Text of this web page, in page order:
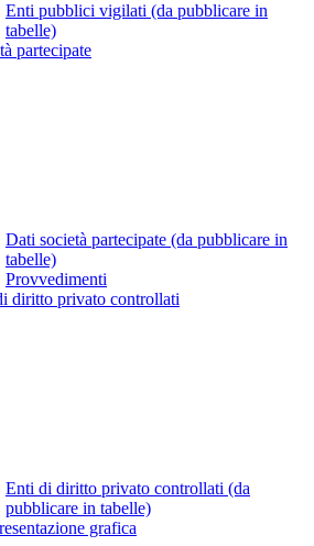
Enti pubblici vigilati (da pubblicare in
tabelle)
partecipate
Dati società partecipate (da pubblicare in
tabelle)
Provvedimenti
diritto privato controllati
Enti di diritto privato controllati (da
pubblicare in tabelle)
grafica